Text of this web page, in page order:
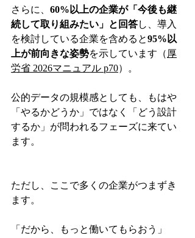
さらに、 60%以上の企業が「今後も継
続して取り組みたい」と回答し、導入
を検討している企業を含めると95%以
上が前向きな姿勢を示しています（ 厚
労省 2026マニュアル p70）。
公的データの規模感としても、もはや
「やるかどうか」ではなく「どう設計
するか」が問われるフェーズに来てい
ます。
ただし、ここで多くの企業がつまずき
ます。
「だから、もっと働いてもらおう」